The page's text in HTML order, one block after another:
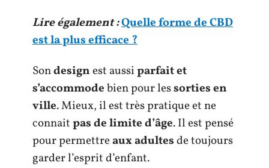
Lire également :Quelle forme de CBD
est la plus efficace ?
Sondesignest aussiparfait et
s’accommodebien pour lessorties en
ville. Mieux, il est très pratique et ne
connaitpas de limite d’âge. Il est pensé
pour permettreaux adultesde toujours
garder l’esprit d’enfant.